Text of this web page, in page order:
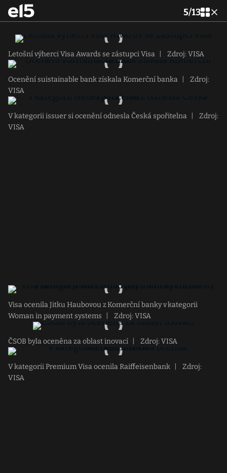
5/13
Letošní výherci Visa Awards se zástupci Visa Zdroj: VISA
Ocenění suistainable bank získala Komerční banka
Zdroj:
VISA
V kategorii issuer si ocenění odnesla Česká spořitelna
Zdroj:
VISA
Visa ocenila Jitku Haubovou z Komerční banky v kategorii
Woman in payment systems
Zdroj: VISA
ČSOB byla oceněna za oblast inovací Zdroj: VISA
V kategorii Premium Visa ocenila Raiffeisenbank
Zdroj:
VISA